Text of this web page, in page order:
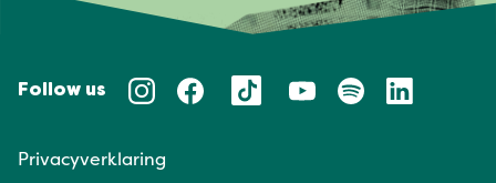
Follow us
Privacyverklaring